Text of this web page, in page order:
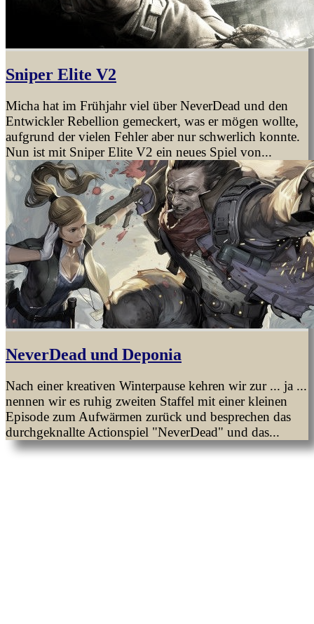
Sniper Elite V2
Micha hat im Frühjahr viel über NeverDead und den
Entwickler Rebellion gemeckert, was er mögen wollte,
aufgrund der vielen Fehler aber nur schwerlich konnte.
Nun ist mit Sniper Elite V2 ein neues Spiel von...
NeverDead und Deponia
Nach einer kreativen Winterpause kehren wir zur ... ja ...
nennen wir es ruhig zweiten Staffel mit einer kleinen
Episode zum Aufwärmen zurück und besprechen das
durchgeknallte Actionspiel "NeverDead" und das...